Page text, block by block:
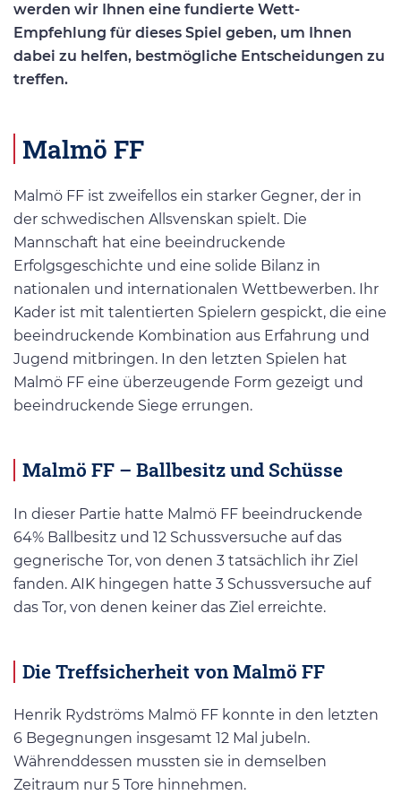
werden wir Ihnen eine fundierte Wett-
Empfehlung für dieses Spiel geben, um Ihnen
dabei zu helfen, bestmögliche Entscheidungen zu
treffen.
Malmö FF
Malmö FF ist zweifellos ein starker Gegner, der in
der schwedischen Allsvenskan spielt. Die
Mannschaft hat eine beeindruckende
Erfolgsgeschichte und eine solide Bilanz in
nationalen und internationalen Wettbewerben. Ihr
Kader ist mit talentierten Spielern gespickt, die eine
beeindruckende Kombination aus Erfahrung und
Jugend mitbringen. In den letzten Spielen hat
Malmö FF eine überzeugende Form gezeigt und
beeindruckende Siege errungen.
Malmö FF – Ballbesitz und Schüsse
In dieser Partie hatte Malmö FF beeindruckende
64% Ballbesitz und 12 Schussversuche auf das
gegnerische Tor, von denen 3 tatsächlich ihr Ziel
fanden. AIK hingegen hatte 3 Schussversuche auf
das Tor, von denen keiner das Ziel erreichte.
Die Treffsicherheit von Malmö FF
Henrik Rydströms Malmö FF konnte in den letzten
6 Begegnungen insgesamt 12 Mal jubeln.
Währenddessen mussten sie in demselben
Zeitraum nur 5 Tore hinnehmen.